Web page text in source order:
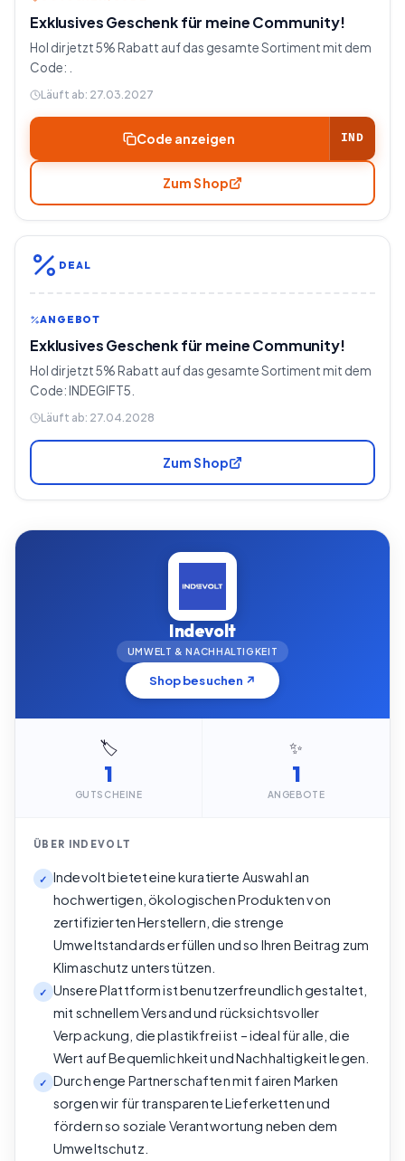
Exklusives Geschenk für meine Community!
Hol dir jetzt 5% Rabatt auf das gesamte Sortiment mit dem
Code: .
Läuft ab: 27.03.2027
Code anzeigen IND
Zum Shop
DEAL
ANGEBOT
Exklusives Geschenk für meine Community!
Hol dir jetzt 5% Rabatt auf das gesamte Sortiment mit dem
Code: INDEGIFT5.
Läuft ab: 27.04.2028
Zum Shop
Indevolt
UMWELT & NACHHALTIGKEIT
Shop besuchen ↗
🏷️
1
GUTSCHEINE
✨
1
ANGEBOTE
ÜBER INDEVOLT
✓
Indevolt bietet eine kuratierte Auswahl an
hochwertigen, ökologischen Produkten von
zertifizierten Herstellern, die strenge
Umweltstandards erfüllen und so Ihren Beitrag zum
Klimaschutz unterstützen.
✓
Unsere Plattform ist benutzerfreundlich gestaltet,
mit schnellem Versand und rücksichtsvoller
Verpackung, die plastikfrei ist – ideal für alle, die
Wert auf Bequemlichkeit und Nachhaltigkeit legen.
✓
Durch enge Partnerschaften mit fairen Marken
sorgen wir für transparente Lieferketten und
fördern so soziale Verantwortung neben dem
Umweltschutz.